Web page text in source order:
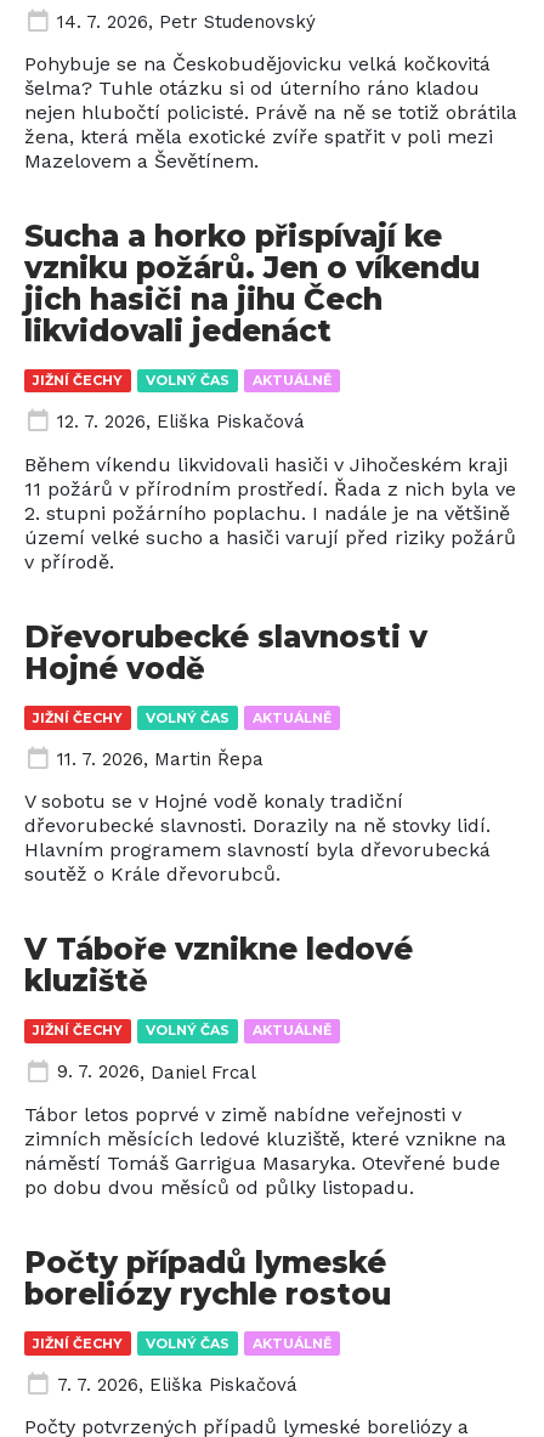
14. 7. 2026, Petr Studenovský
Pohybuje se na Českobudějovicku velká kočkovitá
šelma? Tuhle otázku si od úterního ráno kladou
nejen hlubočtí policisté. Právě na ně se totiž obrátila
žena, která měla exotické zvíře spatřit v poli mezi
Mazelovem a Ševětínem.
JIŽNÍ ČECHY VOLNÝ ČAS AKTUÁLNĚ
Sucha a horko přispívají ke
vzniku požárů. Jen o víkendu
jich hasiči na jihu Čech
likvidovali jedenáct
12. 7. 2026, Eliška Piskačová
Během víkendu likvidovali hasiči v Jihočeském kraji
11 požárů v přírodním prostředí. Řada z nich byla ve
2. stupni požárního poplachu. I nadále je na většině
území velké sucho a hasiči varují před riziky požárů
v přírodě.
JIŽNÍ ČECHY VOLNÝ ČAS AKTUÁLNĚ
Dřevorubecké slavnosti v
Hojné vodě
11. 7. 2026, Martin Řepa
V sobotu se v Hojné vodě konaly tradiční
dřevorubecké slavnosti. Dorazily na ně stovky lidí.
Hlavním programem slavností byla dřevorubecká
soutěž o Krále dřevorubců.
JIŽNÍ ČECHY VOLNÝ ČAS AKTUÁLNĚ
V Táboře vznikne ledové
kluziště
9. 7. 2026, Daniel Frcal
Tábor letos poprvé v zimě nabídne veřejnosti v
zimních měsících ledové kluziště, které vznikne na
náměstí Tomáš Garrigua Masaryka. Otevřené bude
po dobu dvou měsíců od půlky listopadu.
JIŽNÍ ČECHY VOLNÝ ČAS AKTUÁLNĚ
Počty případů lymeské
boreliózy rychle rostou
7. 7. 2026, Eliška Piskačová
Počty potvrzených případů lymeské boreliózy a